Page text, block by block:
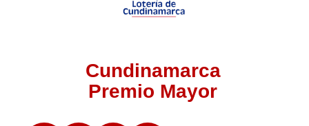
Cundinamarca
Premio Mayor